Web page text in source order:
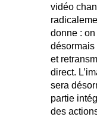
vidéo
donne :
désormais
et
direct.
sera
partie
des